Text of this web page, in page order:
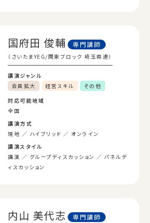
国府田 俊輔 専門講師
（さいたまYEG/関東ブロック 埼玉県連）
講演ジャンル
会員拡大
経営スキル
その他
対応可能地域
全国
講演方式
現地
ハイブリッド
オンライン
講演スタイル
講演
グループディスカッション
パネルデ
ィスカッション
内山 美代志 専門講師